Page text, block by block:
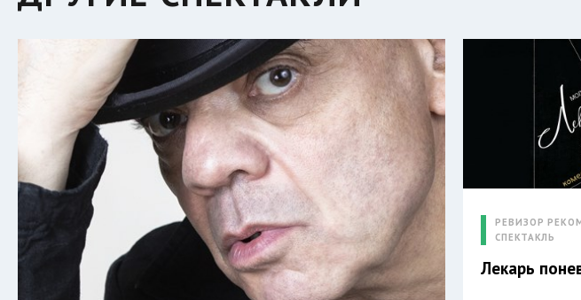
РЕВИЗОР
СПЕКТАКЛЬ
Лекарь